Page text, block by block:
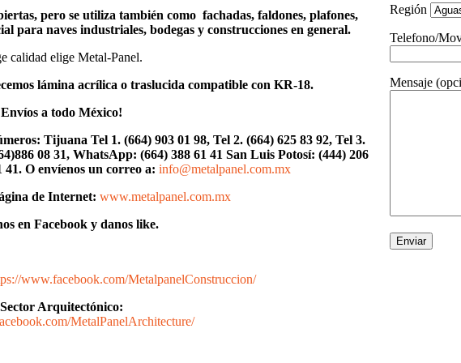
pero se utiliza también como fachadas, faldones, plafones,
para naves industriales, bodegas y construcciones en general.
calidad elige Metal-Panel.
lámina acrílica o traslucida compatible con KR-18.
Envíos a todo México!
Tijuana Tel 1. (664) 903 01 98, Tel 2. (664) 625 83 92, Tel 3.
08 31, WhatsApp: (664) 388 61 41 San Luis Potosí: (444) 206
41. O envíenos un correo a: info@metalpanel.com.mx
de Internet: www.metalpanel.com.mx
en Facebook y danos like.
www.facebook.com/MetalpanelConstruccion/
Sector Arquitectónico:
MetalPanelArchitecture/
Región
Telefono/
Mensaje